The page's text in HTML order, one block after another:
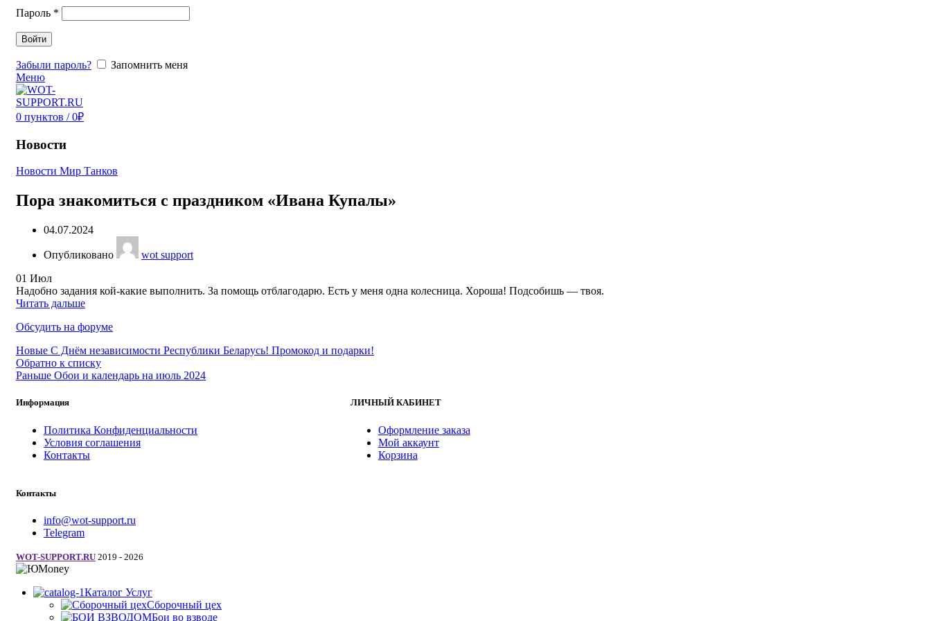
Пароль *
Войти
Забыли пароль?
Запомнить меня
Меню
0 пунктов / 0₽
Новости
Новости Мир Танков
Пора знакомиться с праздником «Ивана Купалы»
04.07.2024
Опубликовано
wot support
01 Июл
Надобно задания кой-какие выполнить. За помощь отблагодарю. Есть у меня одна колесница. Хороша! Подсобишь — твоя.
Читать дальше
Обсудить на форуме
Новые С Днём независимости Республики Беларусь! Промокод и подарки!
Обратно к списку
Раньше Обои и календарь на июль 2024
Информация
Политика Конфиденциальности
Условия соглашения
Контакты
ЛИЧНЫЙ КАБИНЕТ
Оформление заказа
Мой аккаунт
Корзина
Контакты
info@wot-support.ru
Telegram
WOT-SUPPORT.RU 2019 - 2026
Каталог Услуг
Сборочный цех
Бои во взводе